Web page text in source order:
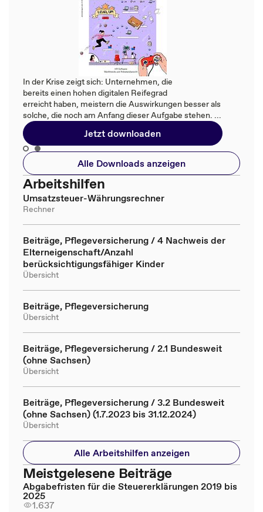
In der Krise zeigt sich: Unternehmen, die
bereits einen hohen digitalen Reifegrad
erreicht haben, meistern die Auswirkungen besser als
solche, die noch am Anfang dieser Aufgabe stehen. ...
Jetzt downloaden
Alle Downloads anzeigen
Arbeitshilfen
Umsatzsteuer-Währungsrechner
Rechner
Beiträge, Pflegeversicherung / 4 Nachweis der
Elterneigenschaft/Anzahl
berücksichtigungsfähiger Kinder
Übersicht
Beiträge, Pflegeversicherung
Übersicht
Beiträge, Pflegeversicherung / 2.1 Bundesweit
(ohne Sachsen)
Übersicht
Beiträge, Pflegeversicherung / 3.2 Bundesweit
(ohne Sachsen) (1.7.2023 bis 31.12.2024)
Übersicht
Alle Arbeitshilfen anzeigen
Meistgelesene Beiträge
Abgabefristen für die Steuererklärungen 2019 bis
2025
1.637